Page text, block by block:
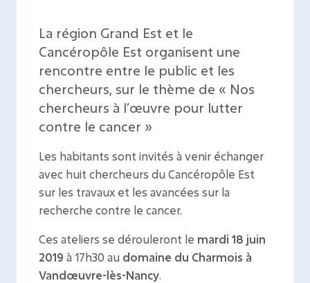
La région Grand Est et le
Cancéropôle Est organisent une
rencontre entre le public et les
chercheurs, sur le thème de « Nos
chercheurs à l’œuvre pour lutter
contre le cancer »
Les habitants sont invités à venir échanger
avec huit chercheurs du Cancéropôle Est
sur les travaux et les avancées sur la
recherche contre le cancer.
Ces ateliers se dérouleront le mardi 18 juin
2019 à 17h30 au domaine du Charmois à
Vandœuvre-lès-Nancy.